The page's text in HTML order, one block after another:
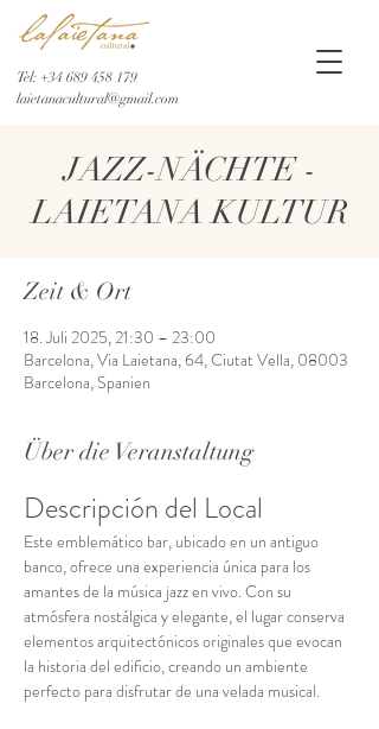
Tel: +34 689 458 179
laietanacultural@gmail.com
JAZZ-NÄCHTE -
LAIETANA KULTUR
Zeit & Ort
18. Juli 2025, 21:30 – 23:00
Barcelona, Via Laietana, 64, Ciutat Vella, 08003
Barcelona, Spanien
Über die Veranstaltung
Descripción del Local
Este emblemático bar, ubicado en un antiguo
banco, ofrece una experiencia única para los
amantes de la música jazz en vivo. Con su
atmósfera nostálgica y elegante, el lugar conserva
elementos arquitectónicos originales que evocan
la historia del edificio, creando un ambiente
perfecto para disfrutar de una velada musical.